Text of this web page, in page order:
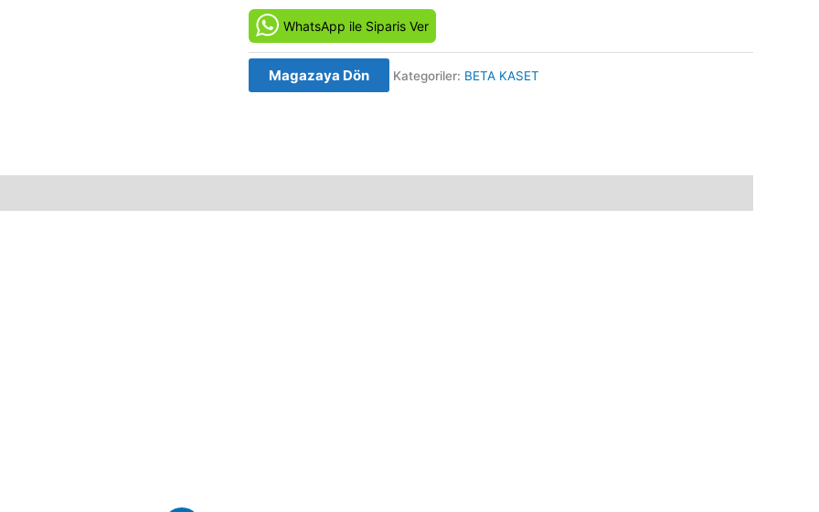
Orjinal
BETA
Video
Kaset
WhatsApp ile Siparis Ver
Magazaya Dön Kategoriler: BETA KASET